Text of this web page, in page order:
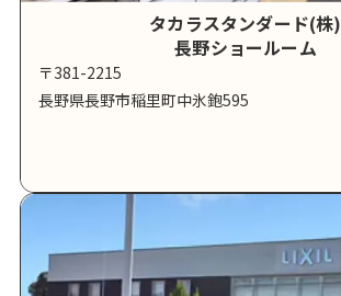
タカラスタンダード(株)
長野ショールーム
〒381-2215
長野県長野市稲里町中氷鉋595